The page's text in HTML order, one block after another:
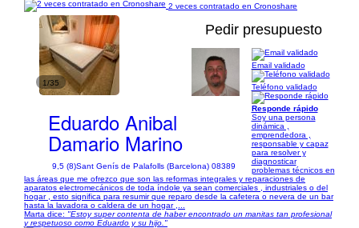
2 veces contratado en Cronoshare
1/35
Pedir presupuesto
Eduardo Anibal
Damario Marino
9,5 (8)Sant Genís de Palafolls (Barcelona) 08389
Email validado
Teléfono validado
Responde rápido
Soy una persona
dinámica ,
emprendedora ,
responsable y capaz
para resolver y
diagnosticar
problemas técnicos en
las áreas que me ofrezco que son las reformas integrales y reparaciones de
aparatos electromecánicos de toda índole ya sean comerciales , industriales o del
hogar , esto significa para resumir que reparo desde la cafetera o nevera de un bar
hasta la lavadora o caldera de un hogar ,...
Marta dice: "Estoy super contenta de haber encontrado un manitas tan profesional
y respetuoso como Eduardo y su hijo."